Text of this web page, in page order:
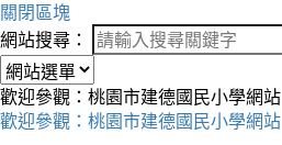
關閉區塊
網站搜尋：
歡迎參觀：桃園市建德國民小學網站
歡迎參觀：桃園市建德國民小學網站